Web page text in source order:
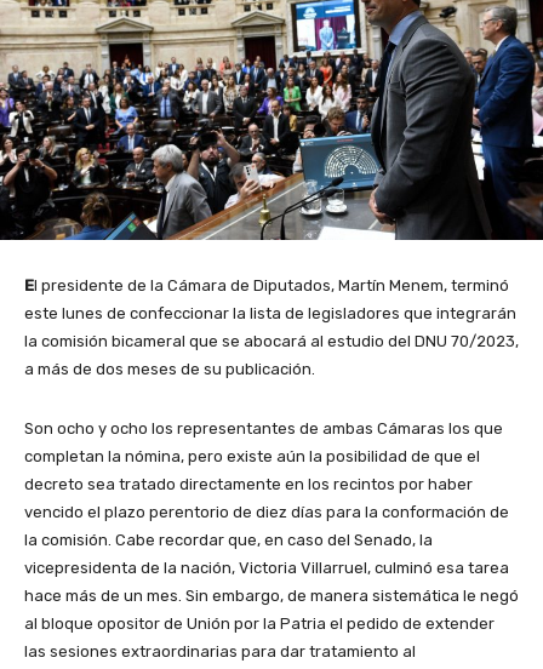
El presidente de la Cámara de Diputados, Martín Menem, terminó
este lunes de confeccionar la lista de legisladores que integrarán
la comisión bicameral que se abocará al estudio del DNU 70/2023,
a más de dos meses de su publicación.
Son ocho y ocho los representantes de ambas Cámaras los que
completan la nómina, pero existe aún la posibilidad de que el
decreto sea tratado directamente en los recintos por haber
vencido el plazo perentorio de diez días para la conformación de
la comisión. Cabe recordar que, en caso del Senado, la
vicepresidenta de la nación, Victoria Villarruel, culminó esa tarea
hace más de un mes. Sin embargo, de manera sistemática le negó
al bloque opositor de Unión por la Patria el pedido de extender
las sesiones extraordinarias para dar tratamiento al